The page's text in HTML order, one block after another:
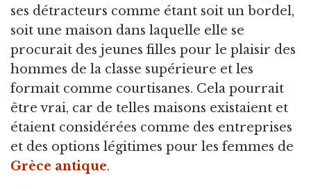
ses détracteurs comme étant soit un bordel,
soit une maison dans laquelle elle se
procurait des jeunes filles pour le plaisir des
hommes de la classe supérieure et les
formait comme courtisanes. Cela pourrait
être vrai, car de telles maisons existaient et
étaient considérées comme des entreprises
et des options légitimes pour les femmes de
Grèce antique.